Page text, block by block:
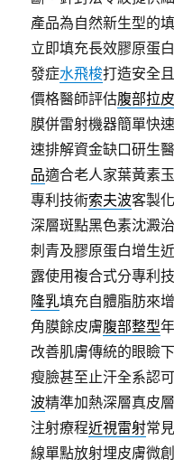
產品為自然新生型的
立即填充長效膠原蛋
發症水飛梭打造安全
價格醫師評估腹部拉
膜併雷射機器簡單快
速排解資金缺口研生
品適合老人家葉黃素
專利技術索夫波客製
深層斑點黑色素沈澱
刺青及膠原蛋白增生
露使用複合式分專利
隆乳填充自體脂肪來
角膜餘皮膚腹部整型
改善肌膚傳統的眼瞼
瘦臉甚至止汗全系認
波精準加熱深層真皮
注射療程近視雷射常
線單點放射埋皮膚微創